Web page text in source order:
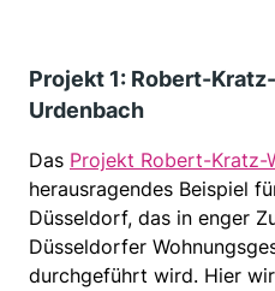
Projekt 1: Robert-
Urdenbach
Das Projekt Robert-Kratz-
herausragendes Beispiel
Düsseldorf, das in enger
Düsseldorfer
durchgeführt wird. Hier